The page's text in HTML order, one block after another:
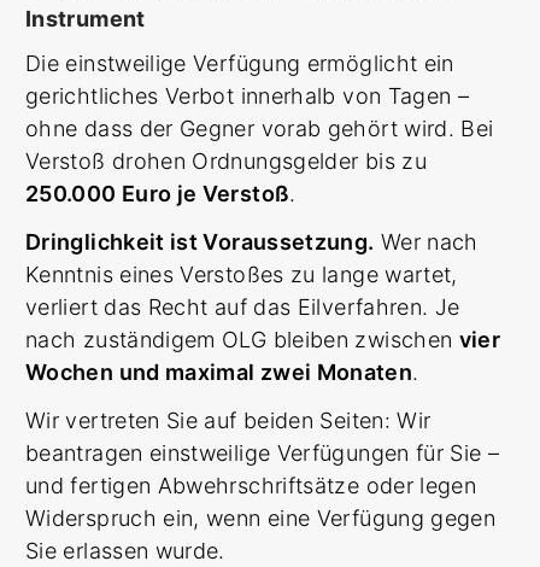
Instrument
Die einstweilige Verfügung ermöglicht ein
gerichtliches Verbot innerhalb von Tagen –
ohne dass der Gegner vorab gehört wird. Bei
Verstoß drohen Ordnungsgelder bis zu
250.000 Euro je Verstoß.
Dringlichkeit ist Voraussetzung. Wer nach
Kenntnis eines Verstoßes zu lange wartet,
verliert das Recht auf das Eilverfahren. Je
nach zuständigem OLG bleiben zwischen vier
Wochen und maximal zwei Monaten.
Wir vertreten Sie auf beiden Seiten: Wir
beantragen einstweilige Verfügungen für Sie –
und fertigen Abwehrschriftsätze oder legen
Widerspruch ein, wenn eine Verfügung gegen
Sie erlassen wurde.